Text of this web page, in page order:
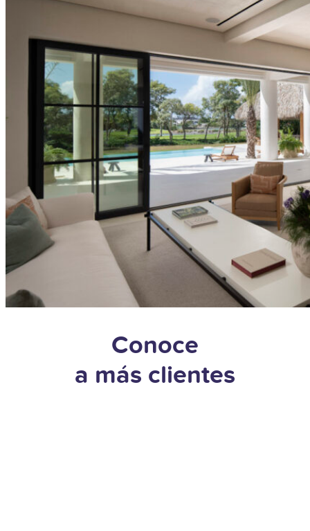
Conoce
a más clientes